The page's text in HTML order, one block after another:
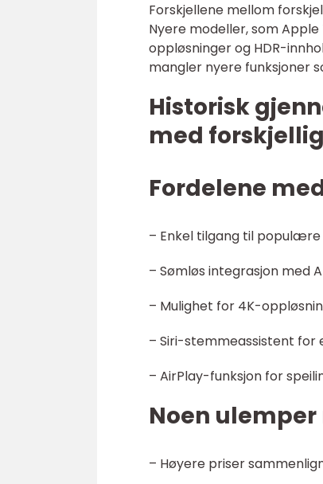
Forskjellene mellom
Nyere modeller, som
oppløsninger og HDR-
mangler nyere funksjoner
Historisk
med
Fordelene
– Enkel tilgang til
– Sømløs integrasjon med
– Mulighet for 4K-
– Siri-stemmeassistent for
– AirPlay-funksjon for
Noen
– Høyere priser